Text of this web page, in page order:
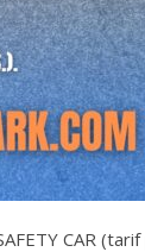
CAR